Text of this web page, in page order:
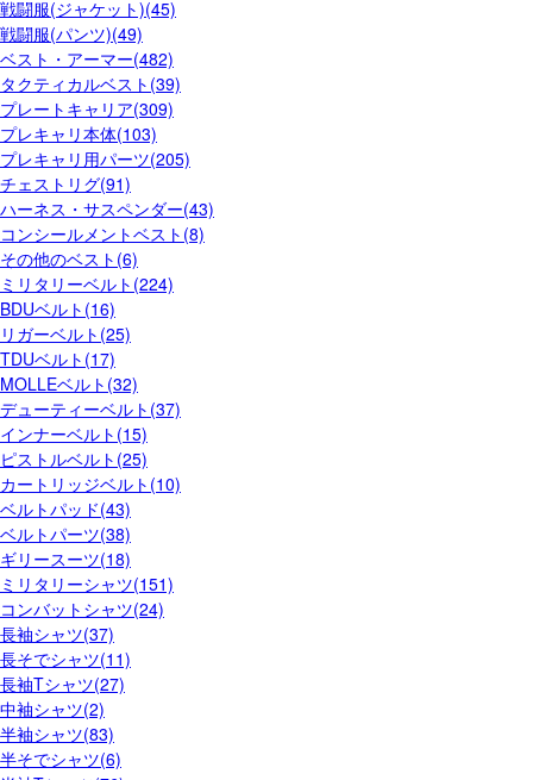
戦闘服(ジャケット)(45)
戦闘服(パンツ)(49)
ベスト・アーマー(482)
タクティカルベスト(39)
プレートキャリア(309)
プレキャリ本体(103)
プレキャリ用パーツ(205)
チェストリグ(91)
ハーネス・サスペンダー(43)
コンシールメントベスト(8)
その他のベスト(6)
ミリタリーベルト(224)
BDUベルト(16)
リガーベルト(25)
TDUベルト(17)
MOLLEベルト(32)
デューティーベルト(37)
インナーベルト(15)
ピストルベルト(25)
カートリッジベルト(10)
ベルトパッド(43)
ベルトパーツ(38)
ギリースーツ(18)
ミリタリーシャツ(151)
コンバットシャツ(24)
長袖シャツ(37)
長そでシャツ(11)
長袖Tシャツ(27)
中袖シャツ(2)
半袖シャツ(83)
半そでシャツ(6)